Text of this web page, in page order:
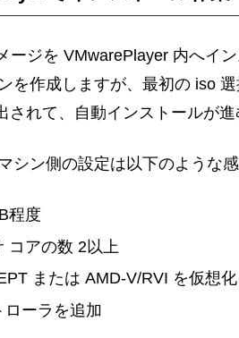
ージを VMwarePlayer 内へイン
を作成しますが、最初の iso
されて、自動インストールが進
シン側の設定は以下のような
程度
コアの数 2以上
または AMD-V/RVI を仮想
ローラを追加